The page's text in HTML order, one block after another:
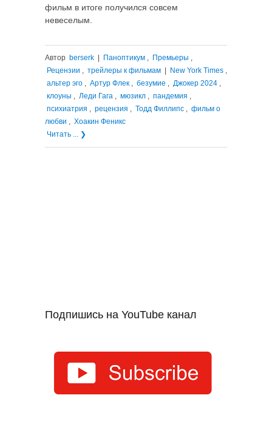
фильм в итоге получился совсем
невеселым.
Автор berserk Паноптикум , Премьеры ,
Рецензии , трейлеры к фильмам New York Times ,
альтер эго , Артур Флек , безумие , Джокер 2024 ,
клоуны , Леди Гага , мюзикл , пандемия ,
психиатрия , рецензия , Тодд Филлипс , фильм о
любви , Хоакин Феникс
Читать ... ❯
Подпишись на YouTube канал